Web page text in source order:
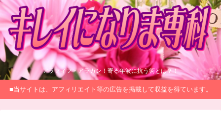
アラフィフ・アラカン！寄る年波に抗う術とは？！
■当サイトは、アフィリエイト等の広告を掲載して収益を得ています。